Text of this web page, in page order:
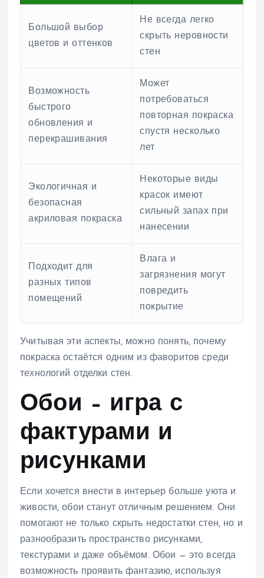
Большой выбор
цветов и оттенков
Не всегда легко
скрыть неровности
стен
Возможность
быстрого
обновления и
перекрашивания
Может
потребоваться
повторная покраска
спустя несколько
лет
Экологичная и
безопасная
акриловая покраска
Некоторые виды
красок имеют
сильный запах при
нанесении
Подходит для
разных типов
помещений
Влага и
загрязнения могут
повредить
покрытие
Учитывая эти аспекты, можно понять, почему
покраска остаётся одним из фаворитов среди
технологий отделки стен.
Обои – игра с
фактурами и
рисунками
Если хочется внести в интерьер больше уюта и
живости, обои станут отличным решением. Они
помогают не только скрыть недостатки стен, но и
разнообразить пространство рисунками,
текстурами и даже объёмом. Обои — это всегда
возможность проявить фантазию, используя